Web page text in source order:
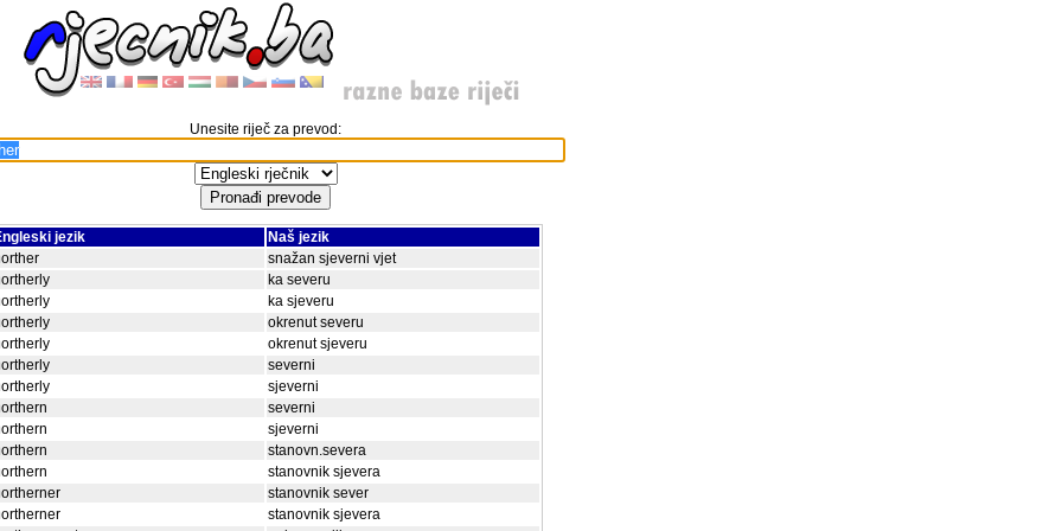
Unesite riječ za prevod:
jezik
Naš jezik
snažan sjeverni vjet
ka severu
ka sjeveru
okrenut severu
okrenut sjeveru
severni
sjeverni
severni
sjeverni
stanovn.severa
stanovnik sjevera
stanovnik sever
stanovnik sjevera